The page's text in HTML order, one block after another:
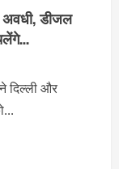
अवधी, डीजल
दिल्ली और